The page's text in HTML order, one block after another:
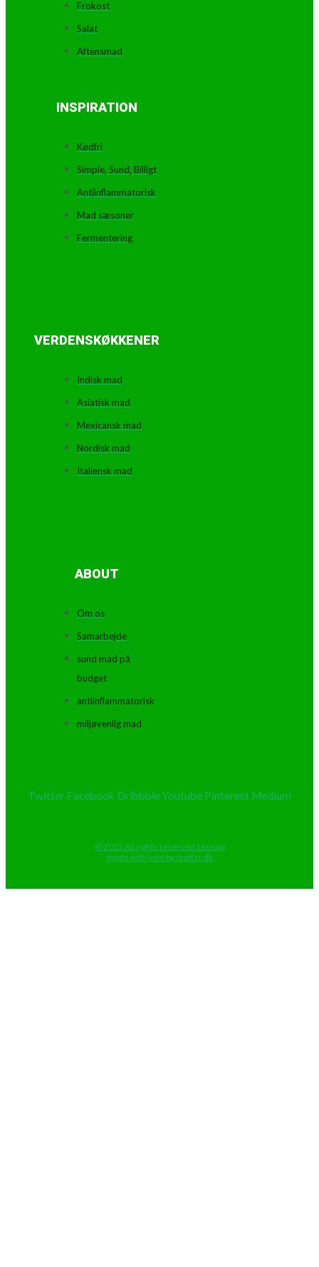
Frokost
Salat
Aftensmad
INSPIRATION
Kødfri
Simple, Sund, Billigt
Antiinflammatorisk
Mad sæsoner
Fermentering
VERDENSKØKKENER
Indisk mad
Asiatisk mad
Mexicansk mad
Nordisk mad
Italiensk mad
ABOUT
Om os
Samarbejde
sund mad på
budget
antiinflammatorisk
miljøvenlig mad
Twitter Facebook DribbbleYoutube Pinterest Medium
© 2025 All rights reserved zeenup
made with love by crafter.dk